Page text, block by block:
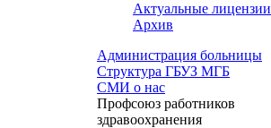
Актуальные лицензии
Архив
Администрация больницы
Структура ГБУЗ МГБ
СМИ о нас
Профсоюз работников
здравоохранения